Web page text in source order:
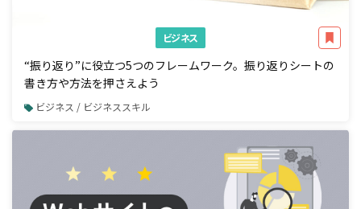
ビジネス
“振り返り”に役立つ5つのフレームワーク。振り返りシートの
書き方や方法を押さえよう
ビジネス / ビジネススキル